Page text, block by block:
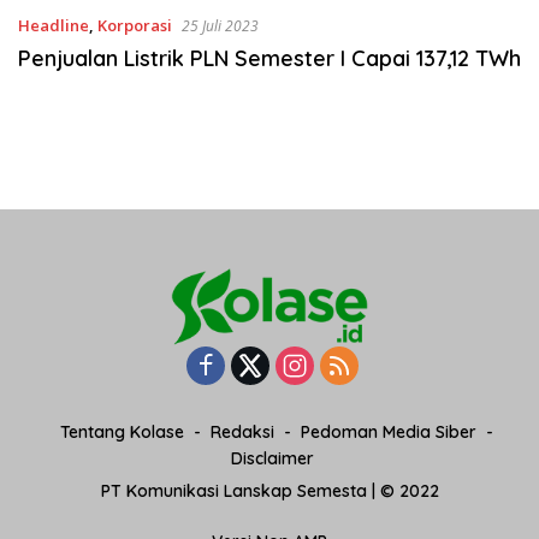
Headline, Korporasi 25 Juli 2023
Penjualan Listrik PLN Semester I Capai 137,12 TWh
Tentang Kolase Redaksi
Pedoman Media Siber
Disclaimer
PT Komunikasi Lanskap Semesta | © 2022